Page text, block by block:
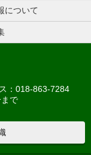
について
：018-863-7284
で